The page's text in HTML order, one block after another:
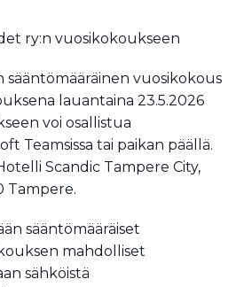
ry:n vuosikokoukseen
sääntömääräinen vuosikokous
lauantaina 23.5.2026
voi osallistua
Teamsissa tai paikan päällä.
Scandic Tampere City,
Tampere.
sääntömääräiset
mahdolliset
sähköistä